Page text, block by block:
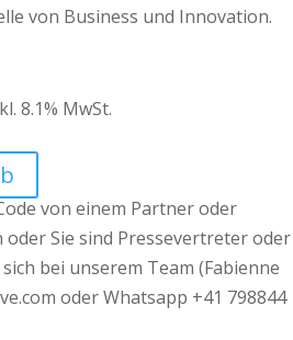
von Business und Innovation.
8.1% MwSt.
von einem Partner oder
Sie sind Pressevertreter oder
bei unserem Team (Fabienne
oder Whatsapp +41 798844